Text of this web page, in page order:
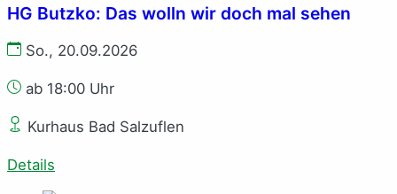
HG Butzko: Das wolln wir doch mal sehen
So., 20.09.2026
ab 18:00 Uhr
Kurhaus Bad Salzuflen
Details